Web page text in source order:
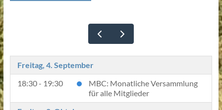
Freitag, 4. September
18:30 - 19:30
MBC: Monatliche Versammlung
für alle Mitglieder